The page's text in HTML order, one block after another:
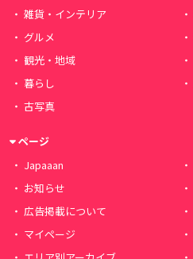
雑貨・インテリア
グルメ
観光・地域
暮らし
古写真
ページ
Japaaan
お知らせ
広告掲載について
マイページ